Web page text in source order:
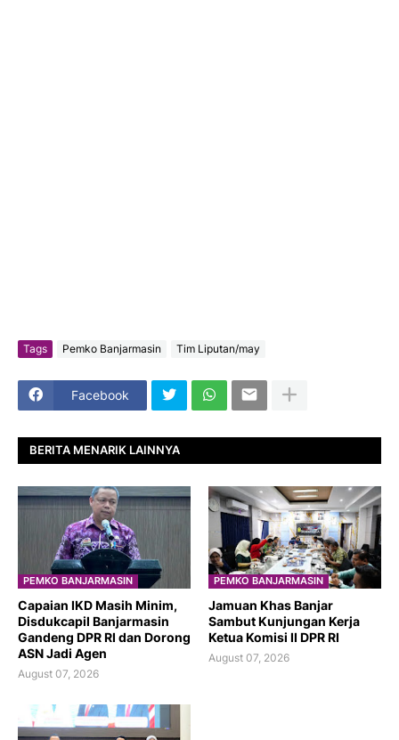
Tags Pemko Banjarmasin Tim Liputan/may
Facebook
BERITA MENARIK LAINNYA
PEMKO BANJARMASIN
Capaian IKD Masih Minim,
Disdukcapil Banjarmasin
Gandeng DPR RI dan Dorong
ASN Jadi Agen
August 07, 2026
PEMKO BANJARMASIN
Jamuan Khas Banjar
Sambut Kunjungan Kerja
Ketua Komisi II DPR RI
August 07, 2026